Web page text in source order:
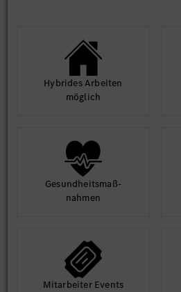
Hybrides Arbeiten
möglich
Gesund­heits­maß­
nahmen
Mit­arbeiter Events